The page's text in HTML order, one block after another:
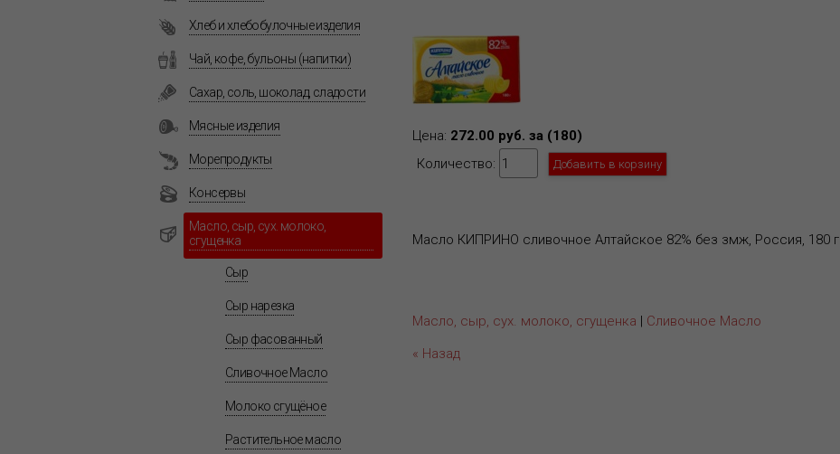
Хлеб и хлебобулочные изделия
Чай, кофе, бульоны (напитки)
Сахар, соль, шоколад, сладости
Мясные изделия
Морепродукты
Консервы
Масло, сыр, сух. молоко,
сгущенка
Сыр
Сыр нарезка
Сыр фасованный
Сливочное Масло
Молоко сгущёное
Растительное масло
Цена: 272.00 руб. за (180)
Количество:
Масло КИПРИНО сливочное Алтайское 82% без змж, Россия, 180 г
Масло, сыр, сух. молоко, сгущенка | Сливочное Масло
« Назад